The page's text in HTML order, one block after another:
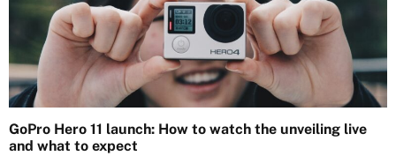
GoPro Hero 11 launch: How to watch the unveiling live
and what to expect